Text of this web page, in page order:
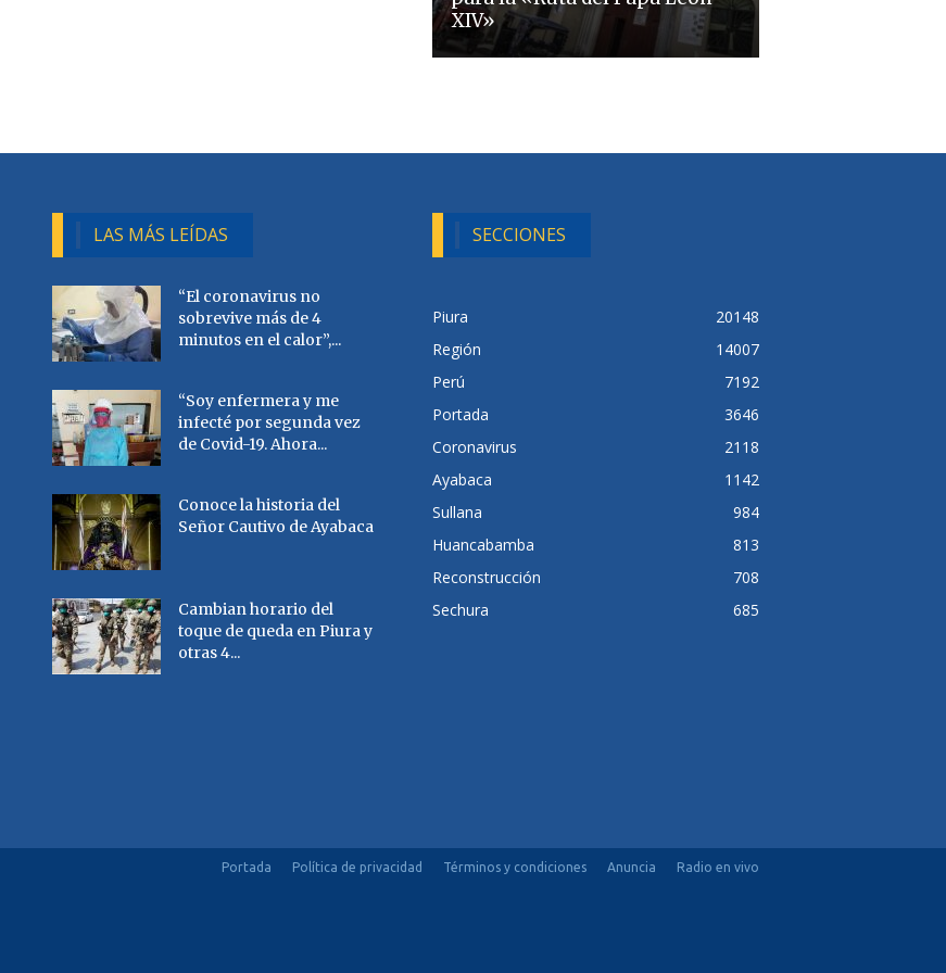
XIV»
LAS MÁS LEÍDAS
“El coronavirus no
sobrevive más de 4
minutos en el calor”,...
“Soy enfermera y me
infecté por segunda vez
de Covid-19. Ahora...
Conoce la historia del
Señor Cautivo de Ayabaca
Cambian horario del
toque de queda en Piura y
otras 4...
SECCIONES
Piura
20148
Región
14007
Perú
7192
Portada
3646
Coronavirus
2118
Ayabaca
1142
Sullana
984
Huancabamba
813
Reconstrucción
708
Sechura
685
Portada Política de privacidad Términos y condiciones Anuncia Radio en vivo